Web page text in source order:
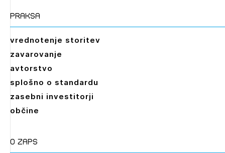
praksa
vrednotenje storitev
zavarovanje
avtorstvo
splošno o standardu
zasebni investitorji
občine
O zaps